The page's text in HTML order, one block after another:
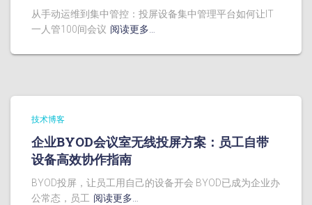
从手动运维到集中管控：投屏设备集中管理平台如何让IT
一人管100间会议 阅读更多…
技术博客
企业BYOD会议室无线投屏方案：员工自带
设备高效协作指南
BYOD投屏，让员工用自己的设备开会 BYOD已成为企业办
公常态，员工 阅读更多…